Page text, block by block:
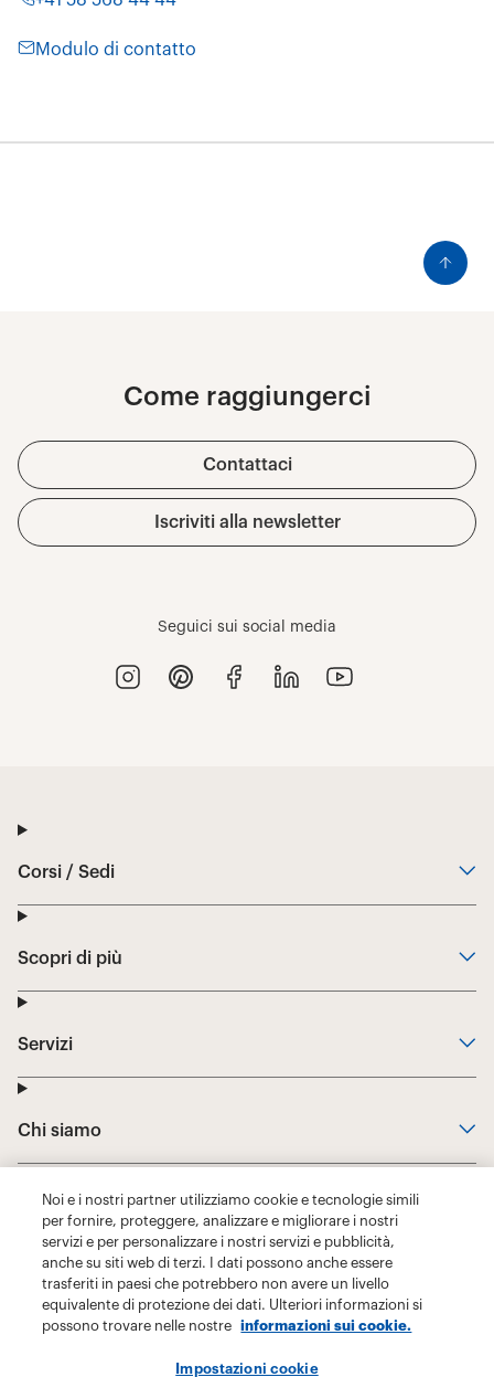
Noi e i nostri partner utilizziamo cookie e tecnologie simili
per fornire, proteggere, analizzare e migliorare i nostri
servizi e per personalizzare i nostri servizi e pubblicità,
anche su siti web di terzi. I dati possono anche essere
trasferiti in paesi che potrebbero non avere un livello
equivalente di protezione dei dati. Ulteriori informazioni si
possono trovare nelle nostre
informazioni sui cookie.
Impostazioni cookie